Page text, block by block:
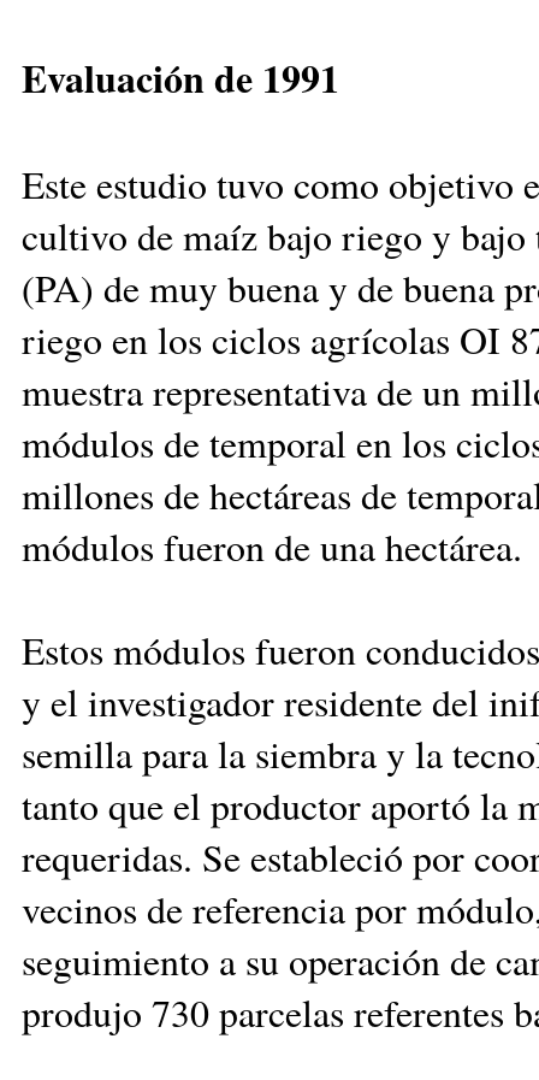
Evaluación de 1991
Este estudio tuvo como objetivo
cultivo de maíz bajo riego y
(PA) de muy buena y de buena
riego en los ciclos agrícolas OI
muestra repre­sen­tativa ­de un
módulos de temporal en los
millones de hectáreas de
módulos fue­ron de una hec­tárea.
Estos módulos fueron
y el investigador residente del
semilla para la siembra y la
tanto que el productor aportó la
requeridas. Se estableció por
vecinos de referencia por
seguimiento a su operación de
produjo 730 parcelas referentes